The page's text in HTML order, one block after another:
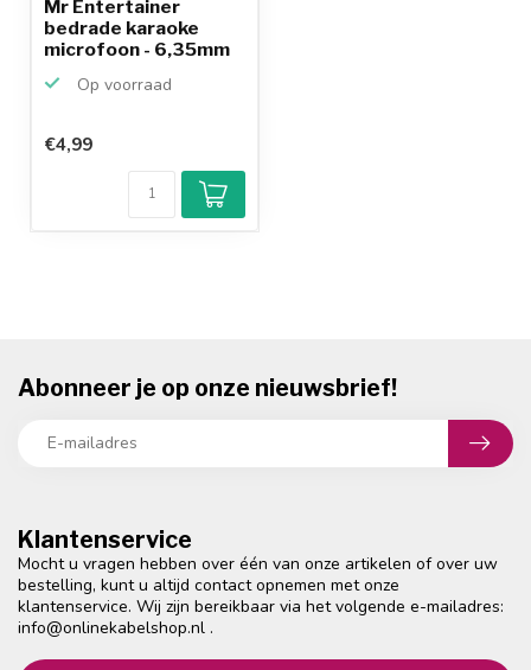
Mr Entertainer
bedrade karaoke
microfoon - 6,35mm
Op voorraad
€4,99
Klantenservice
Mocht u vragen hebben over één van onze artikelen of over uw
bestelling, kunt u altijd contact opnemen met onze
klantenservice. Wij zijn bereikbaar via het volgende e-mailadres:
info@onlinekabelshop.nl .
Abonneer je op onze nieuwsbrief!